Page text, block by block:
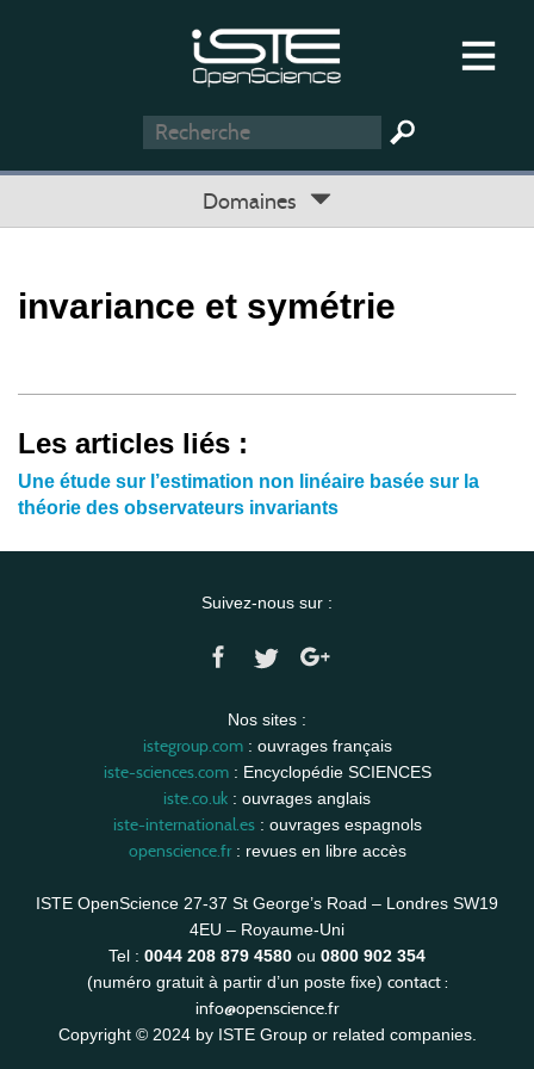
Domaines
invariance et symétrie
Les articles liés :
Une étude sur l’estimation non linéaire basée sur la
théorie des observateurs invariants
Suivez-nous sur :
Nos sites :
istegroup.com: ouvrages français
iste-sciences.com: Encyclopédie SCIENCES
iste.co.uk : ouvrages anglais
iste-international.es: ouvrages espagnols
openscience.fr: revues en libre accès
ISTE OpenScience 27-37 St George’s Road – Londres SW19
4EU – Royaume-Uni
Tel : 0044 208 879 4580 ou 0800 902 354
(numéro gratuit à partir d’un poste fixe) contact :
info@openscience.fr
Copyright © 2024 by ISTE Group or related companies.